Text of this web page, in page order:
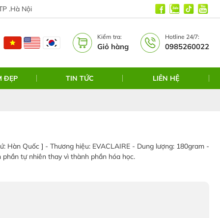
.Hà Nội
Kiểm tra:
Giỏ hàng
Hotline 24/7:
0985260022
ĐẸP TIN TỨC LIÊN HỆ
Hàn Quốc ] - Thương hiệu: EVACLAIRE - Dung lượng: 180gram -
tự nhiên thay vì thành phần hóa học.